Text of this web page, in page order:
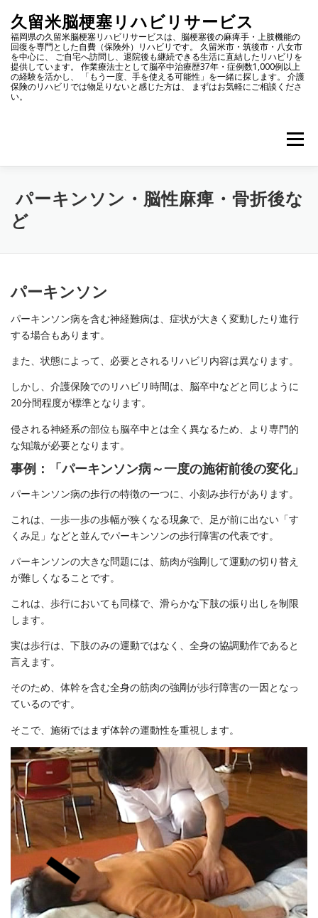
久留米脳梗塞リハビリサービス
福岡県の久留米脳梗塞リハビリサービスは、脳梗塞後の麻痺手・上肢機能の
回復を専門とした自費（保険外）リハビリです。 久留米市・筑後市・八女市
を中心に、 ご自宅へ訪問し、退院後も継続できる生活に直結したリハビリを
提供しています。 作業療法士として脳卒中治療歴37年・症例数1,000例以上
の経験を活かし、 「もう一度、手を使える可能性」を一緒に探します。 介護
保険のリハビリでは物足りないと感じた方は、 まずはお気軽にご相談くださ
い。
メニュ
久留米脳梗塞リハビリサービスとは 施術メニューと料金
お問い合わせ
パーキンソン・脳性麻痺・骨折後な
ど
パーキンソン
パーキンソン病を含む神経難病は、症状が大きく変動したり進行
する場合もあります。
また、状態によって、必要とされるリハビリ内容は異なります。
しかし、介護保険でのリハビリ時間は、脳卒中などと同じように
20分間程度が標準となります。
侵される神経系の部位も脳卒中とは全く異なるため、より専門的
な知識が必要となります。
事例：「パーキンソン病～一度の施術前後の変化」
パーキンソン病の歩行の特徴の一つに、小刻み歩行があります。
これは、一歩一歩の歩幅が狭くなる現象で、足が前に出ない「す
くみ足」などと並んでパーキンソンの歩行障害の代表です。
パーキンソンの大きな問題には、筋肉が強剛して運動の切り替え
が難しくなることです。
これは、歩行においても同様で、滑らかな下肢の振り出しを制限
します。
実は歩行は、下肢のみの運動ではなく、全身の協調動作であると
言えます。
そのため、体幹を含む全身の筋肉の強剛が歩行障害の一因となっ
ているのです。
そこで、施術ではまず体幹の運動性を重視します。